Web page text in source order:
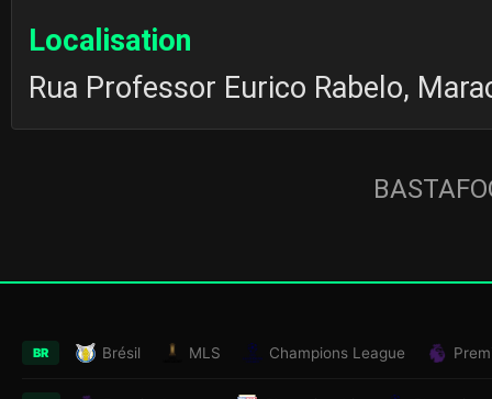
Localisation
Rua Professor Eurico Rabelo,
BR Brésil MLS Champions League